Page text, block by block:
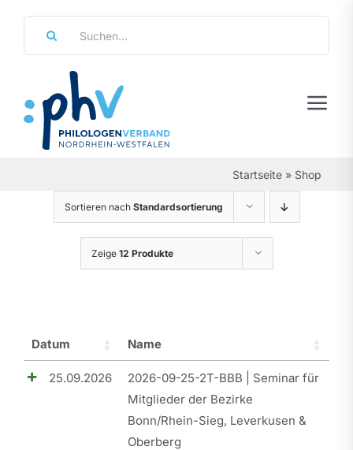
springen
Personalräte
Über Uns
Leistungen & Service
Presse
Recht
Startseite » Shop
Sortieren nach Standardsortierung
Zeige 12 Produkte
Datum Name
25.09.2026
2026-09-25-2T-BBB | Seminar für
Mitglieder der Bezirke
Bonn/Rhein-Sieg, Leverkusen &
Oberberg